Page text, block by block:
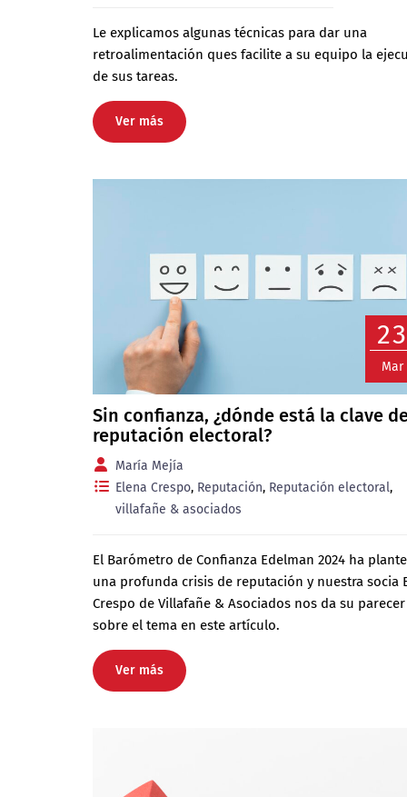
Le explicamos algunas técnicas para dar una
retroalimentación ques facilite a su equipo la
de sus tareas.
Ver más
23
Mar
Sin confianza, ¿dónde está la clave
reputación electoral?
María Mejía
Elena Crespo, Reputación, Reputación electoral,
villafañe & asociados
El Barómetro de Confianza Edelman 2024 ha
una profunda crisis de reputación y nuestra socia
Crespo de Villafañe & Asociados nos da su parecer
sobre el tema en este artículo.
Ver más